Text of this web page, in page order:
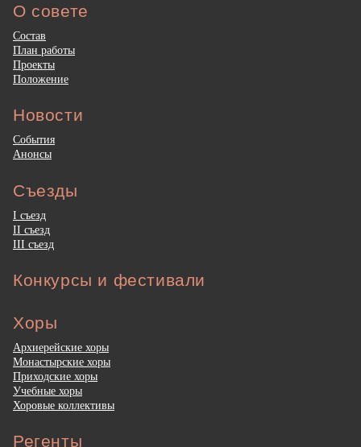
О совете
Состав
План работы
Проекты
Положение
Новости
События
Анонсы
Съезды
I съезд
II съезд
III съезд
Конкурсы и фестивали
Хоры
Архиерейские хоры
Монастырские хоры
Приходские хоры
Учебные хоры
Хоровые коллективы
Регенты